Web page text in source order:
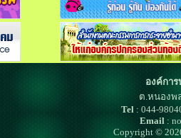
องค์กา
ต.หนองพ
Tel: 044-
Email :
Copyright ©